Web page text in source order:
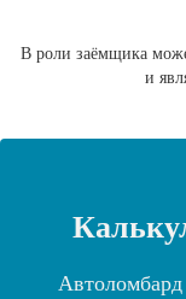
В роли заёмщика
и